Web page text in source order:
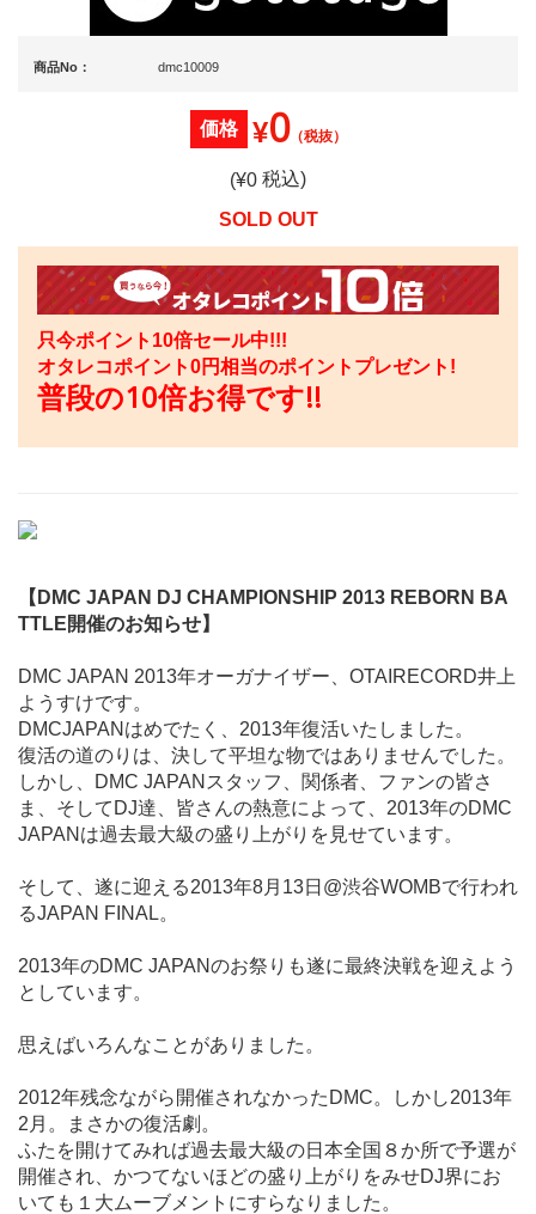
商品No： dmc10009
価格 ¥0（税抜）
(¥0 税込)
SOLD OUT
只今ポイント10倍セール中!!!
オタレコポイント0円相当のポイントプレゼント!
普段の10倍お得です!!
【DMC JAPAN DJ CHAMPIONSHIP 2013 REBORN BA
TTLE開催のお知らせ】
DMC JAPAN 2013年オーガナイザー、OTAIRECORD井上
ようすけです。
DMCJAPANはめでたく、2013年復活いたしました。
復活の道のりは、決して平坦な物ではありませんでした。
しかし、DMC JAPANスタッフ、関係者、ファンの皆さ
ま、そしてDJ達、皆さんの熱意によって、2013年のDMC
JAPANは過去最大級の盛り上がりを見せています。
そして、遂に迎える2013年8月13日@渋谷WOMBで行われ
るJAPAN FINAL。
2013年のDMC JAPANのお祭りも遂に最終決戦を迎えよう
としています。
思えばいろんなことがありました。
2012年残念ながら開催されなかったDMC。しかし2013年
2月。まさかの復活劇。
ふたを開けてみれば過去最大級の日本全国８か所で予選が
開催され、かつてないほどの盛り上がりをみせDJ界にお
いても１大ムーブメントにすらなりました。